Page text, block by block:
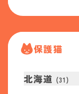
保護猫
北海道 (31 )